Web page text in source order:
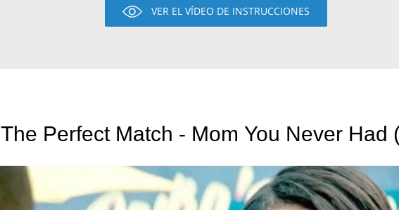
VER EL VÍDEO DE INSTRUCCIONES
The Perfect Match - Mom You Never Had